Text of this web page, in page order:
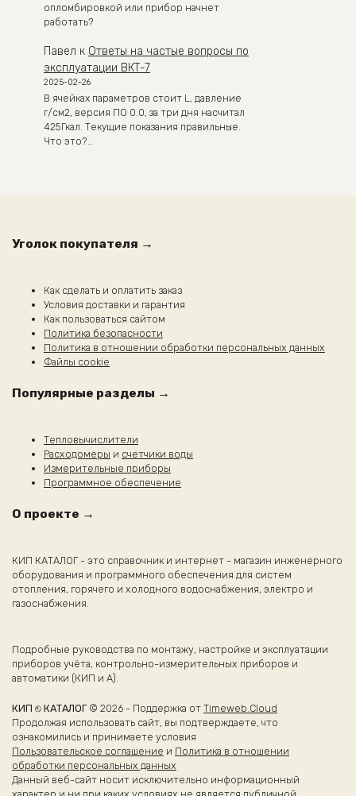
опломбировкой или прибор начнет
работать?
Павел к Ответы на частые вопросы по
эксплуатации ВКТ-7
2025-02-26
В ячейках параметров стоит L, давление
г/см2, версия ПО 0.0, за три дня насчитал
425Гкал. Текущие показания правильные.
Что это?…
Уголок покупателя →
Как сделать и оплатить заказ
Условия доставки и гарантия
Как пользоваться сайтом
Политика безопасности
Политика в отношении обработки персональных данных
Файлы cookie
Популярные разделы →
Тепловычислители
Расходомеры и счетчики воды
Измерительные приборы
Программное обеспечение
О проекте →
КИП КАТАЛОГ - это справочник и интернет - магазин инженерного
оборудования и программного обеспечения для систем
отопления, горячего и холодного водоснабжения, электро и
газоснабжения.
Подробные руководства по монтажу, настройке и эксплуатации
приборов учёта, контрольно-измерительных приборов и
автоматики (КИП и А).
КИП ⎋ КАТАЛОГ© 2026 - Поддержка от Timeweb.Cloud
Продолжая использовать сайт, вы подтверждаете, что
ознакомились и принимаете условия
Пользовательское соглашение и Политика в отношении
обработки персональных данных
Данный веб-сайт носит исключительно информационный